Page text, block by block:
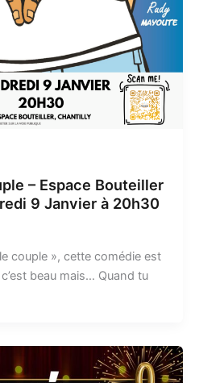
– Espace Bouteiller
9 Janvier à 20h30
couple », cette comédie est
beau mais… Quand tu